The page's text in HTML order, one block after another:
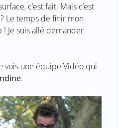
c’est fait. Mais c’est
Le temps de finir mon
Je suis allé demander
vois une équipe Vidéo qui
.